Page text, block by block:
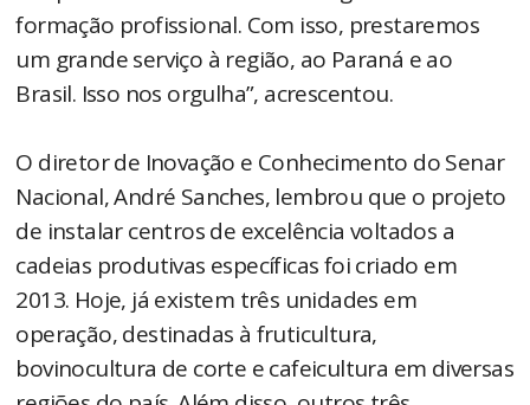
formação profissional. Com isso, prestaremos
um grande serviço à região, ao Paraná e ao
Brasil. Isso nos orgulha”, acrescentou.
O diretor de Inovação e Conhecimento do Senar
Nacional, André Sanches, lembrou que o projeto
de instalar centros de excelência voltados a
cadeias produtivas específicas foi criado em
2013. Hoje, já existem três unidades em
operação, destinadas à fruticultura,
bovinocultura de corte e cafeicultura em diversas